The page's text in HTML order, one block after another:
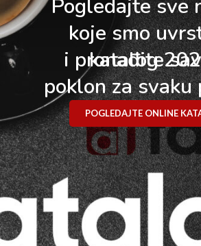
i pronađite
poklon za
POGLEDAJTE ONLINE
Pogledajte sve
koje smo
katalog